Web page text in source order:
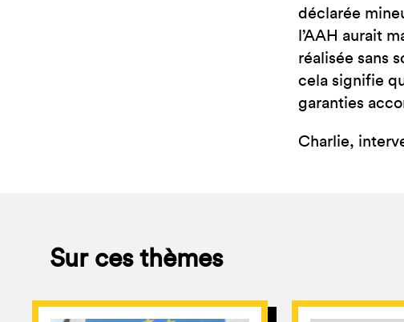
déclarée
l’AAH aurait
réalisée sans
cela signifie
garanties
Charlie,
Sur ces thèmes